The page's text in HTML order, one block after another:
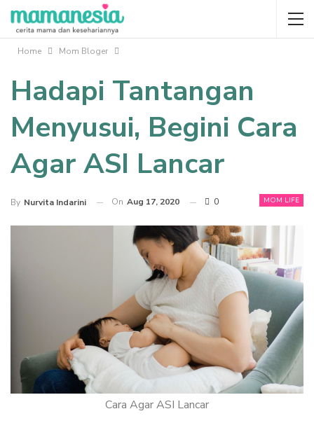
Home Mom Bloger
Hadapi Tantangan
Menyusui, Begini Cara
Agar ASI Lancar
MOM LIFE
By Nurvita Indarini On Aug 17, 2020 0
Cara Agar ASI Lancar